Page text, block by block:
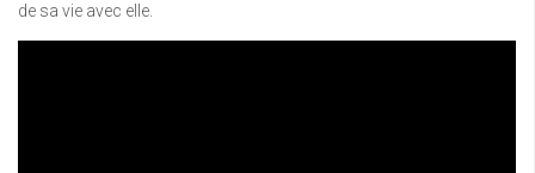
de sa vie avec elle.